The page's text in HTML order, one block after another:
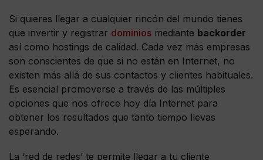
Si quieres llegar a cualquier rincón del mundo tienes
que invertir y registrar dominios mediante backorder
así como hostings de calidad. Cada vez más empresas
son conscientes de que si no están en Internet, no
existen más allá de sus contactos y clientes habituales.
Es esencial promoverse a través de las múltiples
opciones que nos ofrece hoy día Internet para
obtener los resultados que tanto tiempo llevas
esperando.
La ‘red de redes’ te permite llegar a tu cliente